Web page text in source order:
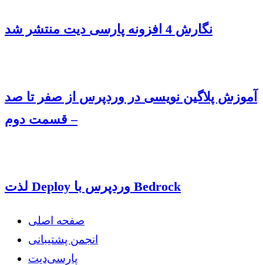
نگارش 4 افزونه پارسی دیت منتشر شد
آموزش پلاگین نویسی در وردپرس از صفر تا صد
– قسمت دوم
لذت Deploy وردپرس با Bedrock
صفحه اصلی
انجمن پشتیبانی
پارسی‌دیت